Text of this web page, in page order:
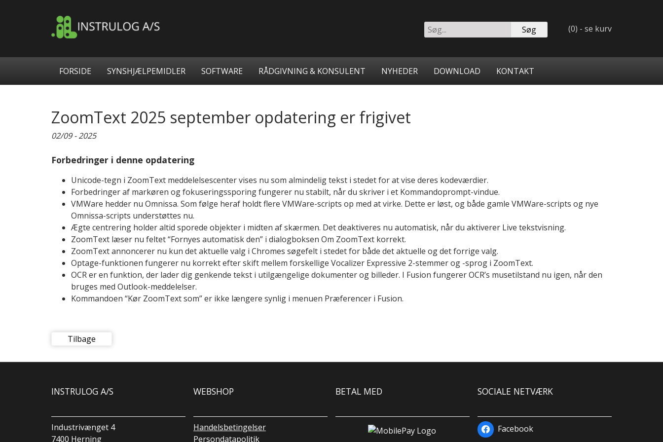
Søg
på
(0) - se kurv
FORSIDE SYNSHJÆLPEMIDLER SOFTWARE RÅDGIVNING & KONSULENT NYHEDER DOWNLOAD KONTAKT
ZoomText 2025 september opdatering er frigivet
02/09 - 2025
Forbedringer i denne opdatering
Unicode-tegn i ZoomText meddelelsescenter vises nu som almindelig tekst i stedet for at vise deres kodeværdier.
Forbedringer af markøren og fokuseringssporing fungerer nu stabilt, når du skriver i et Kommandoprompt-vindue.
VMWare hedder nu Omnissa. Som følge heraf holdt flere VMWare-scripts op med at virke. Dette er løst, og både gamle VMWare-scripts og nye
Omnissa-scripts understøttes nu.
Ægte centrering holder altid sporede objekter i midten af skærmen. Det deaktiveres nu automatisk, når du aktiverer Live tekstvisning.
ZoomText læser nu feltet “Fornyes automatisk den” i dialogboksen Om ZoomText korrekt.
ZoomText annoncerer nu kun det aktuelle valg i Chromes søgefelt i stedet for både det aktuelle og det forrige valg.
Optage-funktionen fungerer nu korrekt efter skift mellem forskellige Vocalizer Expressive 2-stemmer og -sprog i ZoomText.
OCR er en funktion, der lader dig genkende tekst i utilgængelige dokumenter og billeder. I Fusion fungerer OCR’s musetilstand nu igen, når den
bruges med Outlook-meddelelser.
Kommandoen “Kør ZoomText som” er ikke længere synlig i menuen Præferencer i Fusion.
Tilbage
INSTRULOG A/S
Industrivænget 4
7400 Herning
WEBSHOP
Handelsbetingelser
Persondatapolitik
BETAL MED SOCIALE NETVÆRK
Facebook